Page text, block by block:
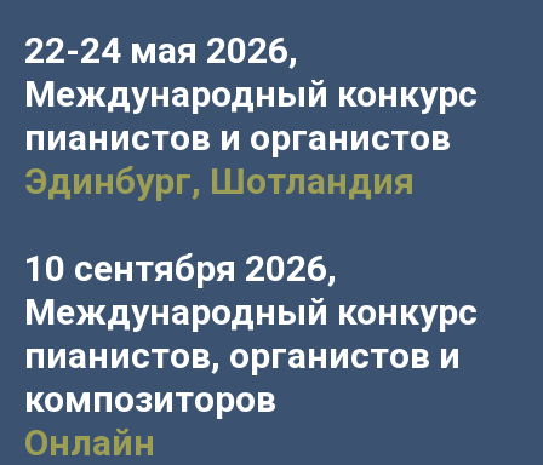
22-24 мая 2026,
Международный конкурс
пианистов и органистов
Эдинбург, Шотландия
10 сентября 2026,
Международный конкурс
пианистов, органистов и
композиторов
Онлайн